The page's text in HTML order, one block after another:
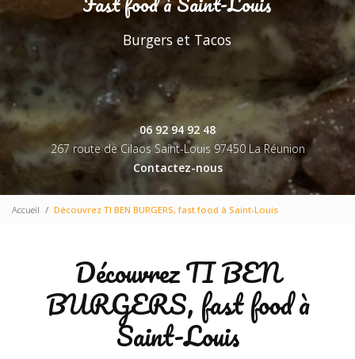
Burgers et Tacos
06 92 94 92 48
267 route de Cilaos Saint-Louis 97450 La Réunion
Contactez-nous
Accueil Découvrez TI BEN BURGERS, fast food à Saint-Louis
Découvrez TI BEN
BURGERS, fast food à
Saint-Louis